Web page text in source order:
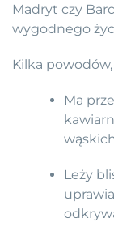
Madryt czy
wygodnego
Kilka
Ma
Leży